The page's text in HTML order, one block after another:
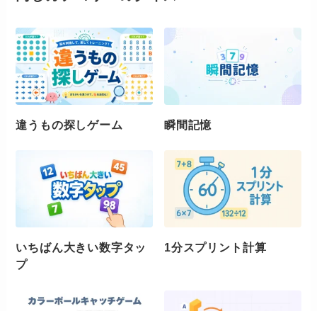
違うもの探しゲーム 瞬間記憶
いちばん大きい数字タッ
プ
1分スプリント計算